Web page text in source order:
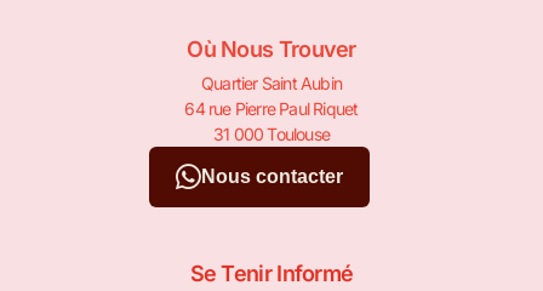
Où Nous Trouver
Quartier Saint Aubin
64 rue Pierre Paul Riquet
31 000 Toulouse
Nous contacter
Se Tenir Informé